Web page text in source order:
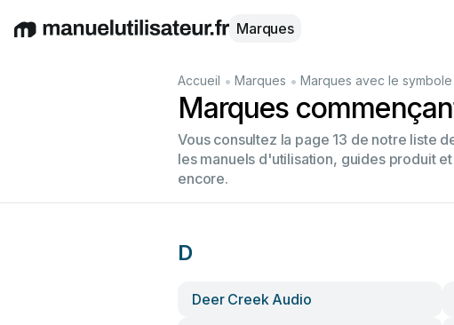
EnglishDeutschEspañolItalianoFrançais
Marques
Accueil • Marques • Marques avec le symbole
Marques
Vous consultez la page 13 de notre liste
les manuels d'utilisation, guides produit
encore.
D
Deer Creek Audio